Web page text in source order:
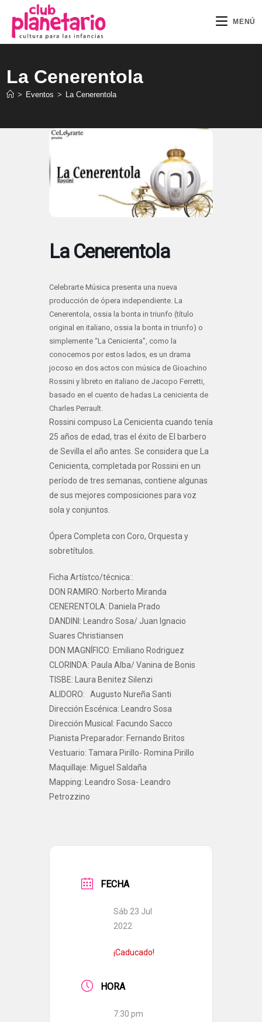
contenido
MENÚ
La Cenerentola
> Eventos > La Cenerentola
La Cenerentola
Celebrarte Música presenta una nueva
producción de ópera independiente. La
Cenerentola, ossia la bonta in triunfo (título
original en italiano, ossia la bonta in triunfo) o
simplemente “La Cenicienta”, como la
conocemos por estos lados, es un drama
jocoso en dos actos con música de Gioachino
Rossini y libreto en italiano de Jacopo Ferretti,
basado en el cuento de hadas La cenicienta de
Charles Perrault.
Rossini compuso La Cenicienta cuando tenía
25 años de edad, tras el éxito de El barbero
de Sevilla el año antes. Se considera que La
Cenicienta, completada por Rossini en un
período de tres semanas, contiene algunas
de sus mejores composiciones para voz
sola y conjuntos.
Ópera Completa con Coro, Orquesta y
sobretítulos.
Ficha Artístco/técnica::
DON RAMIRO: Norberto Miranda
CENERENTOLA: Daniela Prado
DANDINI: Leandro Sosa/ Juan Ignacio
Suares Christiansen
DON MAGNÍFICO: Emiliano Rodriguez
CLORINDA: Paula Alba/ Vanina de Bonis
TISBE: Laura Benitez Silenzi
ALIDORO: Augusto Nureña Santi
Dirección Escénica: Leandro Sosa
Dirección Musical: Facundo Sacco
Pianista Preparador: Fernando Britos
Vestuario: Tamara Pirillo- Romina Pirillo
Maquillaje: Miguel Saldaña
Mapping: Leandro Sosa- Leandro
Petrozzino
FECHA
Sáb 23 Jul
2022
¡Caducado!
HORA
7:30 pm